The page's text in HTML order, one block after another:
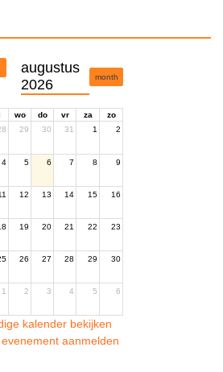
augustus
2026
month
wo do vr za
zo
29 30 31 1 2
4 5 6 7 8 9
12 13 14 15 16
19 20 21 22 23
26 27 28 29 30
1 2 3 4 5 6
kalender bekijken
aanmelden